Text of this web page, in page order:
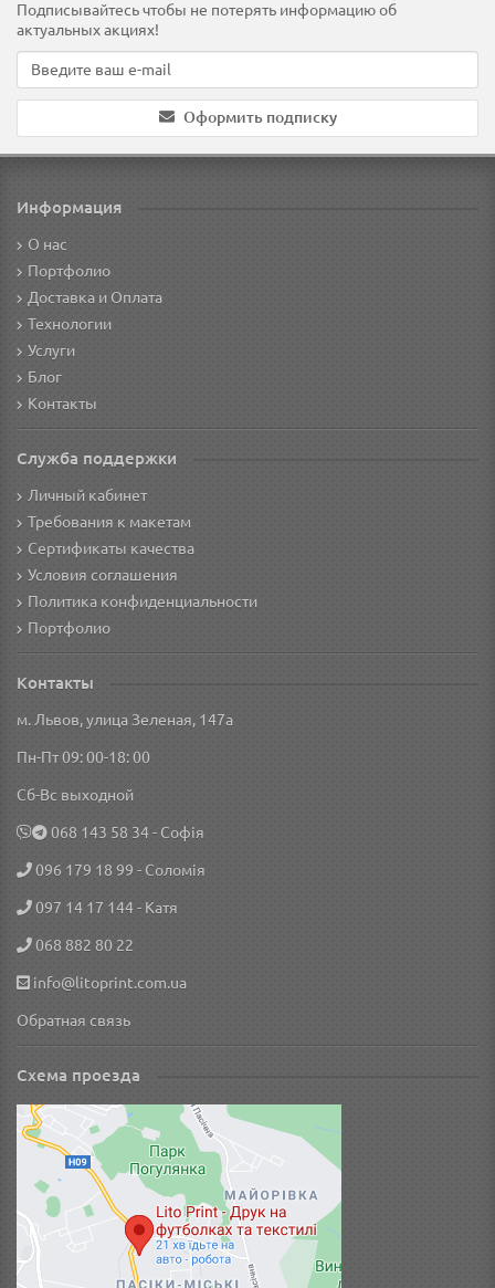
Подписывайтесь чтобы не потерять информацию об
актуальных акциях!
Оформить подписку
Информация
О нас
Портфолио
Доставка и Оплата
Технологии
Услуги
Блог
Контакты
Служба поддержки
Личный кабинет
Требования к макетам
Сертификаты качества
Условия соглашения
Политика конфиденциальности
Портфолио
Контакты
м. Львов, улица Зеленая, 147а
Пн-Пт 09: 00-18: 00
Сб-Вс выходной
‎068 143 58 34- Софія
096 179 18 99 - Соломія
097 14 17 144- Катя
068 882 80 22
info@litoprint.com.ua
Обратная связь
Схема проезда